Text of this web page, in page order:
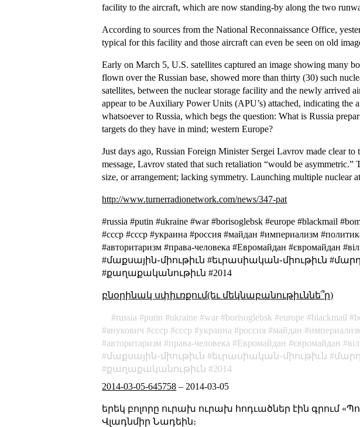
facility to the aircraft, which are now standing-by along the two
According to sources from the National Reconnaissance Office,
typical for this facility and those aircraft can even be seen on old
Early on March 5, U.S. satellites captured an image showing many
flown over the Russian base, showed more than thirty (30) such
satellites, between the nuclear storage facility and the newly arrived
appear to be Auxiliary Power Units (APU’s) attached, indicating the
whatsoever to Russia, which begs the question: What is Russia
targets do they have in mind; western Europe?
Just days ago, Russian Foreign Minister Sergei Lavrov made clear
message, Lavrov stated that such retaliation “would be
size, or arrangement; lacking symmetry. Launching multiple nuclear
http://www.turnerradionetwork.com/news/347-pat
#russia #putin #ukraine #war #borisoglebsk #europe #blackmail
#cccp #ссср #украина #россия #майдан #империализм
#авторитаризм #права-человека #Евромайдан
#մաքսային֊միութիւն #եւրասիական֊միութիւն
#քաղաքականութիւն #2014
բնօրինակ սփիւռքում(եւ մեկնաբանութիւննե՞ր)
russia putin ukraine war borisoglebsk europe blackmail
янукович
cccp ссср украина россия майдан
авторитаризм
права-человека Евромайдан євромайдан
մաքսային֊միութիւն
եւրասիական֊միութիւն
քաղաքականութիւն
2014
2014-03-05-645758 – 2014-03-05
երեկ բոլորը ուրախ ուրախ հոդւածներ էին գրում
Վլադնմիր Նադեին։